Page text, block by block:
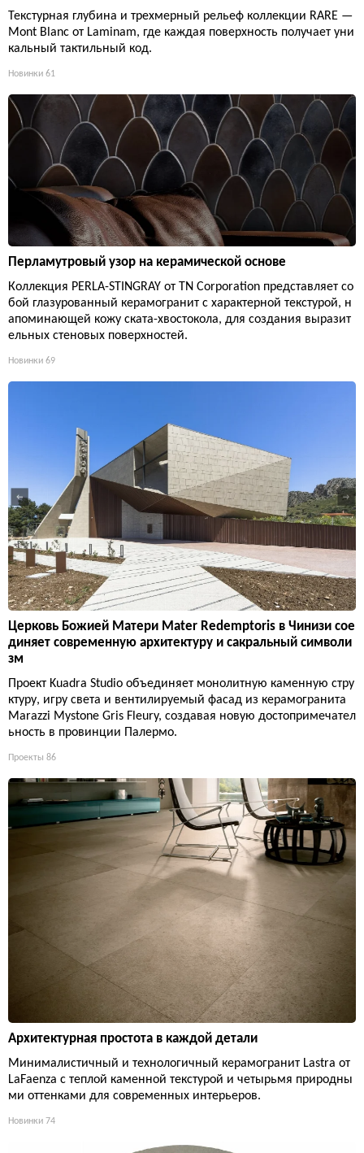
Текстурная глубина и трехмерный рельеф коллекции RARE —
Mont Blanc от Laminam, где каждая поверхность получает уни
кальный тактильный код.
Новинки 61
Перламутровый узор на керамической основе
Коллекция PERLA-STINGRAY от TN Corporation представляет со
бой глазурованный керамогранит с характерной текстурой, н
апоминающей кожу ската-хвостокола, для создания выразит
ельных стеновых поверхностей.
Новинки 69
Церковь Божией Матери Mater Redemptoris в Чинизи сое
диняет современную архитектуру и сакральный символи
зм
Проект Kuadra Studio объединяет монолитную каменную стру
ктуру, игру света и вентилируемый фасад из керамогранита
Marazzi Mystone Gris Fleury, создавая новую достопримечател
ьность в провинции Палермо.
Проекты 86
Архитектурная простота в каждой детали
Минималистичный и технологичный керамогранит Lastra от
LaFaenza с теплой каменной текстурой и четырьмя природны
ми оттенками для современных интерьеров.
Новинки 74